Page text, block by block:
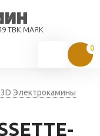
ТВК МАЯК
3D Электрокамины